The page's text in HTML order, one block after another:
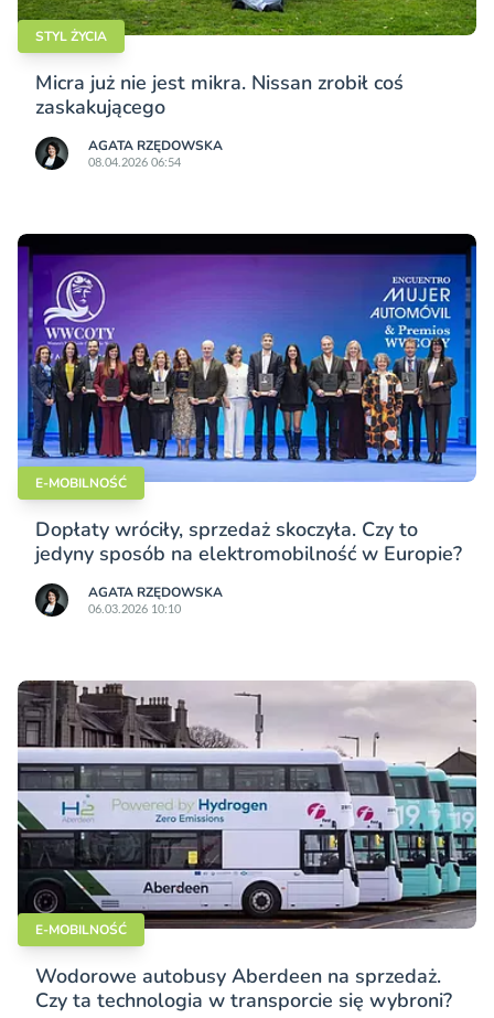
STYL ŻYCIA
Micra już nie jest mikra. Nissan zrobił coś
zaskakującego
AGATA RZĘDOWSKA
08.04.2026 06:54
E-MOBILNOŚĆ
Dopłaty wróciły, sprzedaż skoczyła. Czy to
jedyny sposób na elektromobilność w Europie?
AGATA RZĘDOWSKA
06.03.2026 10:10
E-MOBILNOŚĆ
Wodorowe autobusy Aberdeen na sprzedaż.
Czy ta technologia w transporcie się wybroni?